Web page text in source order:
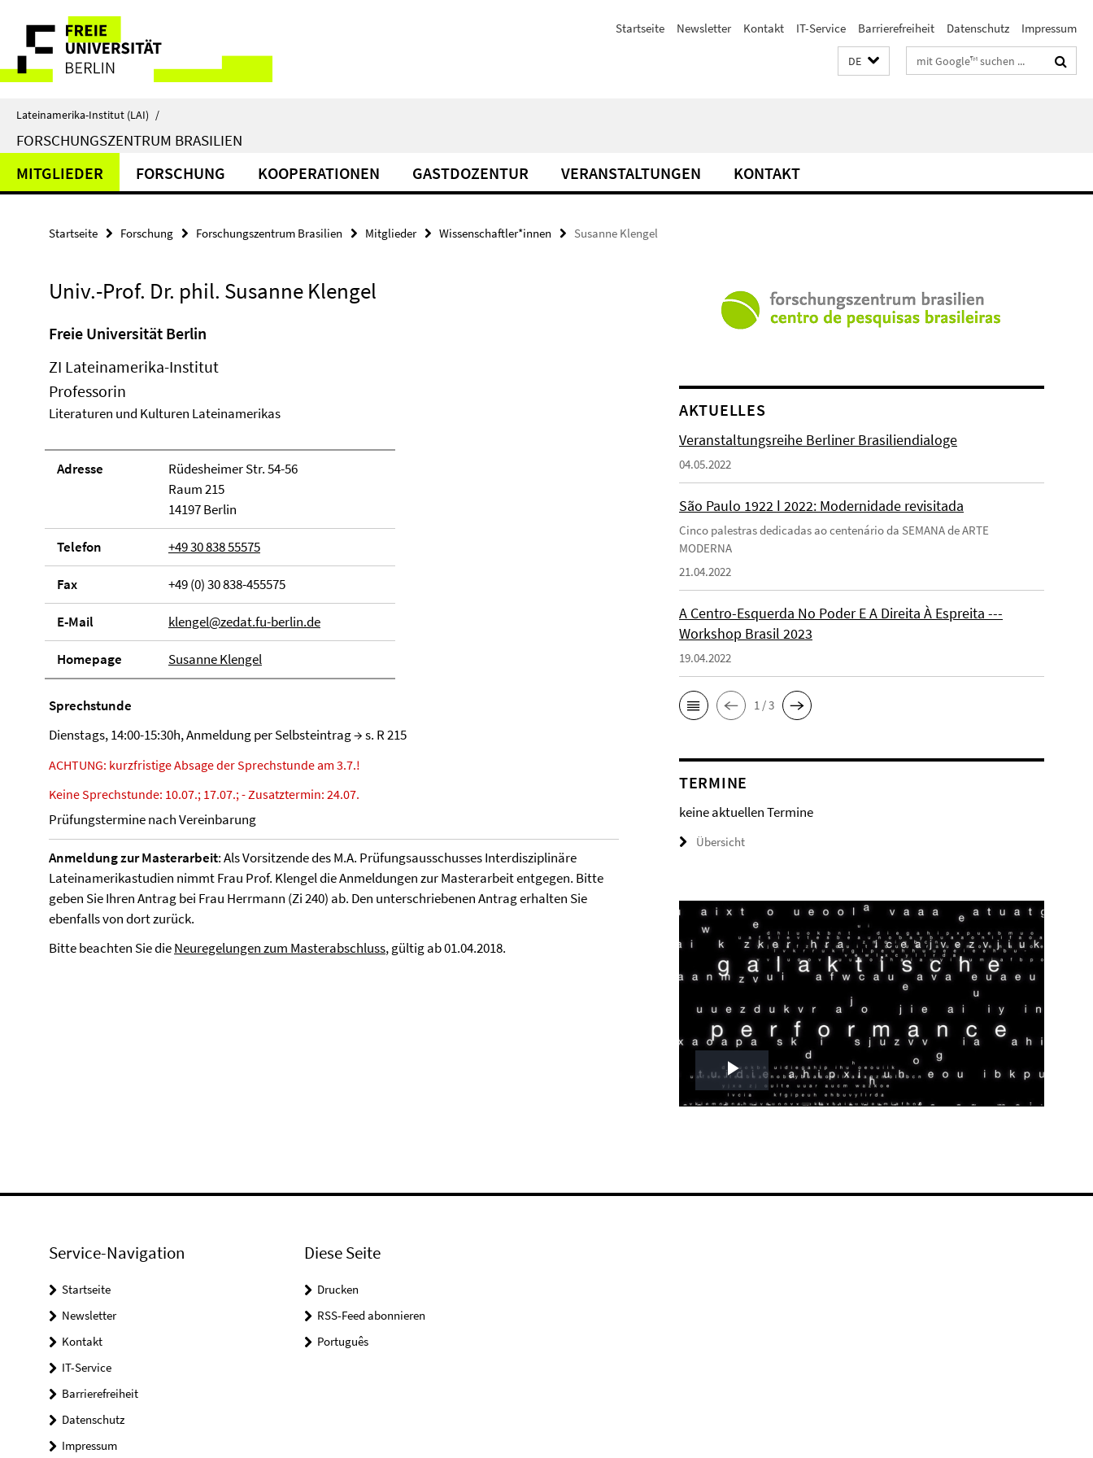
direkt
Inhalt
Service-
Navigation
Startseite Newsletter Kontakt IT-Service Barrierefreiheit Datenschutz Impressum
DE Suchbegriffe
Lateinamerika-Institut (LAI) /
FORSCHUNGSZENTRUM BRASILIEN
MITGLIEDER FORSCHUNG KOOPERATIONEN GASTDOZENTUR VERANSTALTUNGEN KONTAKT
Startseite Forschung Forschungszentrum Brasilien Mitglieder Wissenschaftler*innen Susanne Klengel
Univ.-Prof. Dr. phil. Susanne Klengel
Freie Universität Berlin
ZI Lateinamerika-Institut
Professorin
Literaturen und Kulturen Lateinamerikas
Adresse
Rüdesheimer Str. 54-56
Raum 215
14197 Berlin
Telefon +49 30 838 55575
Fax +49 (0) 30 838-455575
E-Mail klengel@zedat.fu-berlin.de
Homepage Susanne Klengel
Sprechstunde
Dienstags, 14:00-15:30h, Anmeldung per Selbsteintrag → s. R 215
ACHTUNG: kurzfristige Absage der Sprechstunde am 3.7.!
Keine Sprechstunde: 10.07.; 17.07.; - Zusatztermin: 24.07.
Prüfungstermine nach Vereinbarung
Anmeldung zur Masterarbeit: Als Vorsitzende des M.A. Prüfungsausschusses Interdisziplinäre
Lateinamerikastudien nimmt Frau Prof. Klengel die Anmeldungen zur Masterarbeit entgegen. Bitte
geben Sie Ihren Antrag bei Frau Herrmann (Zi 240) ab. Den unterschriebenen Antrag erhalten Sie
ebenfalls von dort zurück.
Bitte beachten Sie dieNeuregelungen zum Masterabschluss, gültig ab 01.04.2018.
AKTUELLES
Veranstaltungsreihe Berliner Brasiliendialoge
04.05.2022
São Paulo 1922 ǀ 2022: Modernidade revisitada
Cinco palestras dedicadas ao centenário da SEMANA de ARTE
MODERNA
21.04.2022
A Centro-Esquerda No Poder E A Direita À Espreita ---
Workshop Brasil 2023
19.04.2022
1 / 3
TERMINE
keine aktuellen Termine
Übersicht
Play
Service-Navigation
Startseite
Newsletter
Kontakt
IT-Service
Barrierefreiheit
Datenschutz
Impressum
Diese Seite
Drucken
RSS-Feed abonnieren
Português